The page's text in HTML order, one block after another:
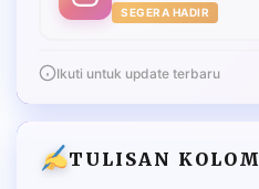
SEGERA HADIR
Ikuti untuk update terbaru
TULISAN KOLOM